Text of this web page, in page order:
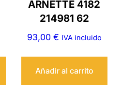
ARNETTE 4182
214981 62
93,00 € IVA incluido
Añadir al carrito